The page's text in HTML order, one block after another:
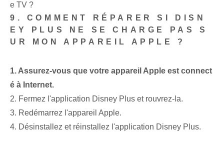
e TV ?
9. COMMENT RÉPARER SI DISN
EY PLUS NE SE CHARGE PAS S
UR MON APPAREIL APPLE ?
1. Assurez-vous que votre appareil Apple est connect
é à Internet.
2. Fermez l'application Disney Plus et rouvrez-la.
3. Redémarrez l'appareil Apple.
4. Désinstallez et réinstallez l'application Disney Plus.